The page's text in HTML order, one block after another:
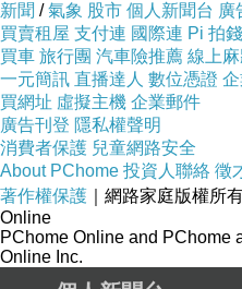
新聞 /氣象 股市 個人新聞台 廣
買賣租屋 支付連 國際連 Pi 拍
買車 旅行團 汽車險推薦 線上
一元簡訊 直播達人 數位憑證
買網址 虛擬主機 企業郵件
廣告刊登 隱私權聲明
消費者保護 兒童網路安全
About PChome 投資人聯絡 徵
著作權保護 ｜網路家庭版權所
Online
PChome Online and PChome
Online Inc.